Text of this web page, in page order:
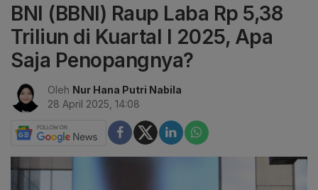
BNI (BBNI) Raup Laba Rp 5,38
Triliun di Kuartal I 2025, Apa
Saja Penopangnya?
Oleh Nur Hana Putri Nabila
28 April 2025, 14:08